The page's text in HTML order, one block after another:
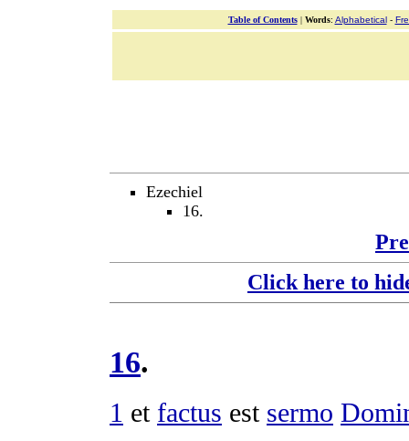
Table of Contents| Words: Alphabetical-
Ezechiel
16.
Click here to
16.
1 et factus est sermo